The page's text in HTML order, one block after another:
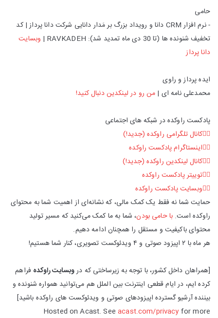
حامی
- نرم افزار CRM دانا و رویداد بزرگ بر مَدار دانایی شرکت دانا پرداز | کد
تخفیف شنونده ها (تا 30 دی ماه تمدید شد): RAVKADEH |
وبسایت
دانا پرداز
ایده پرداز و راوی
محمدعلی نامه ای | من رو در لینکدین دنبال کنید!
پادکست راوکده در شبکه های اجتماعی
👈🏻کانال تلگرامی راوکده (جدید!)
👈🏻اینستاگرام پادکست راوکده
👈🏻کانال لینکدین راوکده (جدید!)
👈🏻توییتر پادکست راوکده
👈🏻وبسایت پادکست راوکده
حمایت شما نه فقط یک کمک مالی، که نشانه‌ای از اهمیت شما به محتوای
راوکده است. با حامی بودن، شما به ما کمک می‌کنید که مسیر تولید
محتوای باکیفیت و مستقل را همچنان ادامه دهیم.
هر ماه با ۲ اپیزود صوتی و ۴ ویدئوکست تصویری، کنار شما هستیم!
[همراهان داخل کشور، با توجه به زیرساختی که دروبسایت راوکده فراهم
کرده ایم، در ایام قطعی اینترنت بین الملل هم می‌توانید همواره شنونده و
بیننده آرشیو گسترده اپیزودهای صوتی و ویدئوکست های راوکده باشید]
Hosted on Acast. Seeacast.com/privacy for more